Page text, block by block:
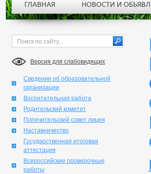
Версия для слабовидящих
Сведения об образовательной
организации
Воспитательная работа
Родительский комитет
Попечительский совет лицея
Наставничество
Государственная итоговая
аттестация
Всероссийские проверочные
работы
ГЛАВНАЯ НОВОСТИ И